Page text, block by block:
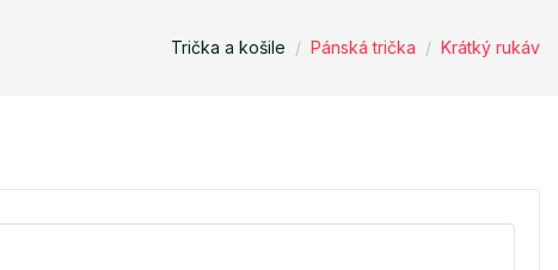
Trička a košile Pánská trička Krátký rukáv